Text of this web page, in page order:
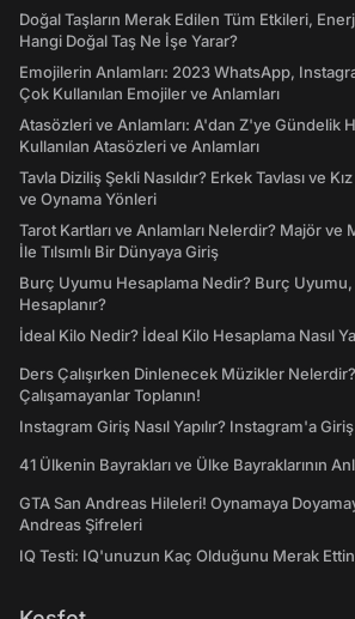
Doğal Taşların Merak Edilen Tüm Etkileri,
Hangi Doğal Taş Ne İşe Yarar?
Emojilerin Anlamları: 2023 WhatsApp,
Çok Kullanılan Emojiler ve Anlamları
Atasözleri ve Anlamları: A'dan Z'ye Gündelik
Kullanılan Atasözleri ve Anlamları
Tavla Diziliş Şekli Nasıldır? Erkek Tavlası ve
ve Oynama Yönleri
Tarot Kartları ve Anlamları Nelerdir? Majör ve
İle Tılsımlı Bir Dünyaya Giriş
Burç Uyumu Hesaplama Nedir? Burç Uyumu,
Hesaplanır?
İdeal Kilo Nedir? İdeal Kilo Hesaplama Nasıl
Ders Çalışırken Dinlenecek Müzikler
Çalışamayanlar Toplanın!
Instagram Giriş Nasıl Yapılır? Instagram'a
41 Ülkenin Bayrakları ve Ülke Bayraklarının
GTA San Andreas Hileleri! Oynamaya
Andreas Şifreleri
IQ Testi: IQ'unuzun Kaç Olduğunu Merak